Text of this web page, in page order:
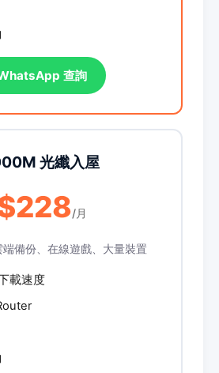
查詢
光纖入屋
/月
備份、在線遊戲、大量裝置
載速度